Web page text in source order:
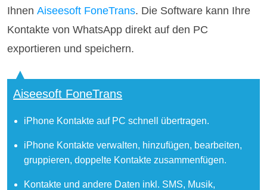
IhnenAiseesoft FoneTrans. Die Software kann Ihre
Kontakte von WhatsApp direkt auf den PC
exportieren und speichern.
Aiseesoft FoneTrans
iPhone Kontakte auf PC schnell übertragen.
iPhone Kontakte verwalten, hinzufügen, bearbeiten,
gruppieren, doppelte Kontakte zusammenfügen.
Kontakte und andere Daten inkl. SMS, Musik,